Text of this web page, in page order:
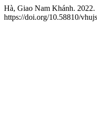
Hà, Giao Nam Khánh.
https://doi.org/10.58810/